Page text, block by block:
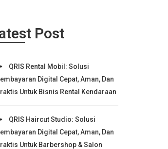
Post
QRIS Rental Mobil: Solusi
Digital Cepat, Aman, Dan
Untuk Bisnis Rental Kendaraan
QRIS Haircut Studio: Solusi
Digital Cepat, Aman, Dan
Untuk Barbershop & Salon